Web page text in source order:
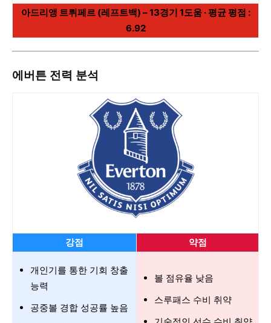
아드리앵 트뤼페르 (레프트백) – 13경기 1도움 · 평균 평점 :
6.92
에버튼 전력 분석
강점 약점
개인기를 통한 기회 창출
능력
공중볼 경합 성공률 높음
볼 점유율 낮음
스루패스 수비 취약